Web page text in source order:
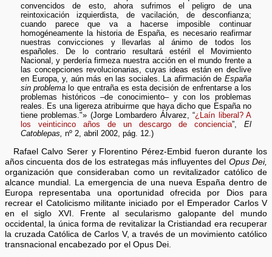
convencidos de esto, ahora sufrimos el peligro de una
reintoxicación izquierdista, de vacilación, de desconfianza;
cuando parece que va a hacerse imposible continuar
homogéneamente la historia de España, es necesario reafirmar
nuestras convicciones y llevarlas al ánimo de todos los
españoles. De lo contrario resultará estéril el Movimiento
Nacional, y perdería firmeza nuestra acción en el mundo frente a
las concepciones revolucionarias, cuyas ideas están en declive
en Europa, y, aún más en las sociales. La afirmación deEspaña
sin problema lo que entraña es esta decisión de enfrentarse a los
problemas históricos –de conocimiento– y con los problemas
reales. Es una ligereza atribuirme que haya dicho que España no
tiene problemas."» (Jorge Lombardero Álvarez, “¿Laín liberal? A
los veinticinco años de un descargo de conciencia”,El
Catoblepas, nº 2, abril 2002, pág. 12.)
Rafael Calvo Serer y Florentino Pérez-Embid fueron durante los
años cincuenta dos de los estrategas más influyentes del Opus Dei,
organización que consideraban como un revitalizador católico de
alcance mundial. La emergencia de una nueva España dentro de
Europa representaba una oportunidad ofrecida por Dios para
recrear el Catolicismo militante iniciado por el Emperador Carlos V
en el siglo XVI. Frente al secularismo galopante del mundo
occidental, la única forma de revitalizar la Cristiandad era recuperar
la cruzada Católica de Carlos V, a través de un movimiento católico
transnacional encabezado por el Opus Dei.